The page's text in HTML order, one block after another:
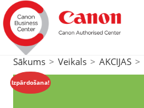
Sākums > Veikals > AKCIJAS >
Izpārdošana!